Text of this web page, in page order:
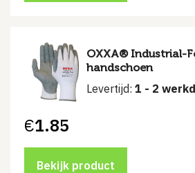
OXXA® Industrial-
handschoen
Levertijd: 1 - 2
€1.85
Bekijk product